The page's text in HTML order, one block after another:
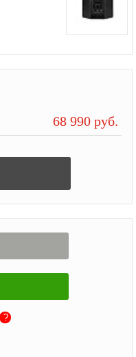
68 990 руб.
?